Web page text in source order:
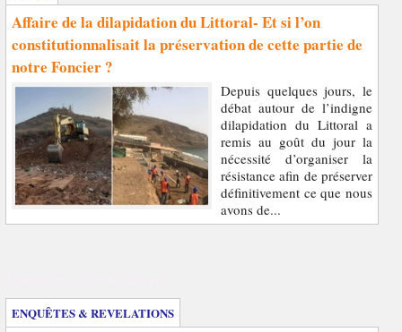
Affaire de la dilapidation du Littoral- Et si l’on
constitutionnalisait la préservation de cette partie de
notre Foncier ?
Depuis quelques jours, le
débat autour de l’indigne
dilapidation du Littoral a
remis au goût du jour la
nécessité d’organiser la
résistance afin de préserver
définitivement ce que nous
avons de...
ENQUÊTES & REVELATIONS